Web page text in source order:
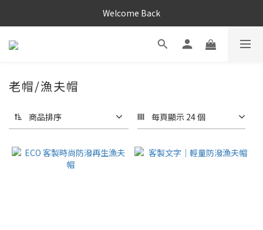
Welcome Back
老帽/漁夫帽
商品排序 每頁顯示 24 個